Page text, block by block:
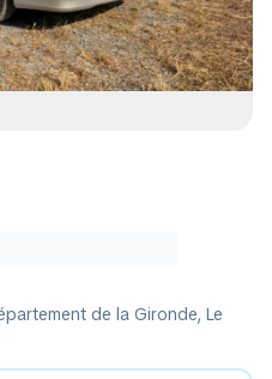
de la Gironde, Le